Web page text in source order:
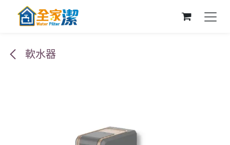
跳至內容
軟水器